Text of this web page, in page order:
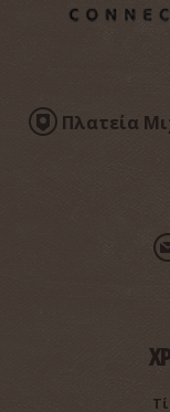
Πλατεία